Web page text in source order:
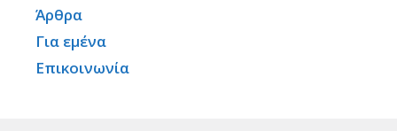
Άρθρα
Για εμένα
Επικοινωνία